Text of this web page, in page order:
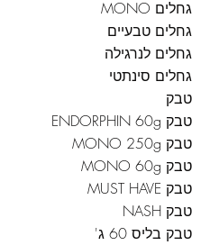
גחלים MONO
גחלים טבעיים
גחלים לנרגילה
גחלים סינתטי
טבק
טבק ENDORPHIN 60g
טבק MONO 250g
טבק MONO 60g
טבק MUST HAVE
טבק NASH
טבק בליס 60 ג'